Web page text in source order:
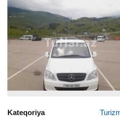
Kateqoriya